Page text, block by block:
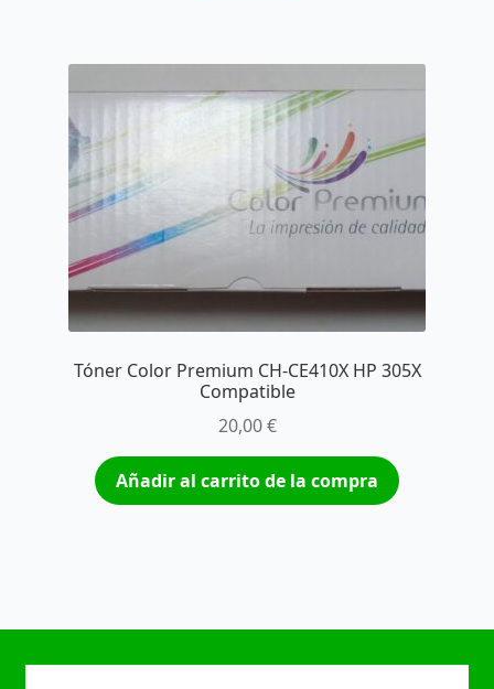
Tóner Color Premium CH-CE410X HP 305X
Compatible
20,00€
Añadir al carrito de la compra